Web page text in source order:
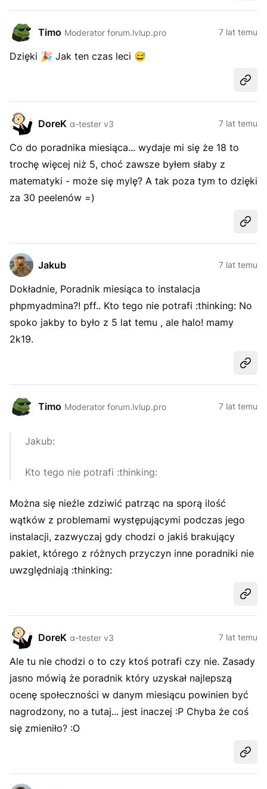
Timo Moderator forum.lvlup.pro 7 lat temu
Dzięki 🎉 Jak ten czas leci 😅
DoreK α-tester v3 7 lat temu
Co do poradnika miesiąca... wydaje mi się że 18 to
trochę więcej niż 5, choć zawsze byłem słaby z
matematyki - może się mylę? A tak poza tym to dzięki
za 30 peelenów =)
Jakub 7 lat temu
Dokładnie, Poradnik miesiąca to instalacja
phpmyadmina?! pff.. Kto tego nie potrafi :thinking: No
spoko jakby to było z 5 lat temu , ale halo! mamy
2k19.
Timo Moderator forum.lvlup.pro 7 lat temu
Jakub:
Kto tego nie potrafi :thinking:
Można się nieźle zdziwić patrząc na sporą ilość
wątków z problemami występującymi podczas jego
instalacji, zazwyczaj gdy chodzi o jakiś brakujący
pakiet, którego z różnych przyczyn inne poradniki nie
uwzględniają :thinking:
DoreK α-tester v3 7 lat temu
Ale tu nie chodzi o to czy ktoś potrafi czy nie. Zasady
jasno mówią że poradnik który uzyskał najlepszą
ocenę społeczności w danym miesiącu powinien być
nagrodzony, no a tutaj... jest inaczej :P Chyba że coś
się zmieniło? :O